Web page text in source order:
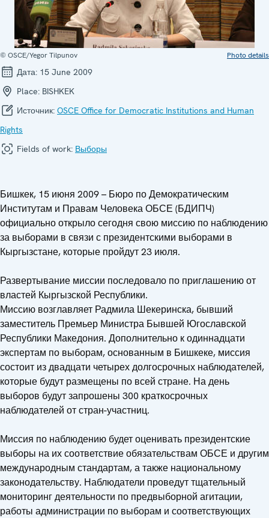
© OSCE/Yegor Tilpunov Photo details
Дата: 15 June 2009
Place: BISHKEK
Источник: OSCE Office for Democratic Institutions and Human
Rights
Fields of work: Выборы
Бишкек, 15 июня 2009 – Бюро по Демократическим
Институтам и Правам Человека ОБСЕ (БДИПЧ)
официально открыло сегодня свою миссию по наблюдению
за выборами в связи с президентскими выборами в
Кыргызстане, которые пройдут 23 июля.
Развертывание миссии последовало по приглашению от
властей Кыргызской Республики.
Миссию возглавляет Радмила Шекеринска, бывший
заместитель Премьер Министра Бывшей Югославской
Республики Македония. Дополнительно к одиннадцати
экспертам по выборам, основанным в Бишкеке, миссия
состоит из двадцати четырех долгосрочных наблюдателей,
которые будут размещены по всей стране. На день
выборов будут запрошены 300 краткосрочных
наблюдателей от стран-участниц.
Миссия по наблюдению будет оценивать президентские
выборы на их соответствие обязательствам ОБСЕ и другим
международным стандартам, а также национальному
законодательству. Наблюдатели проведут тщательный
мониторинг деятельности по предвыборной агитации,
работы администрации по выборам и соответствующих